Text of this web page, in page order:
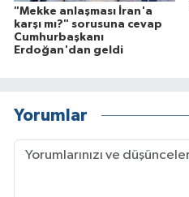
"Mekke anlaşması İran'a
karşı mı?" sorusuna cevap
Cumhurbaşkanı
Erdoğan'dan geldi
Yorumlar